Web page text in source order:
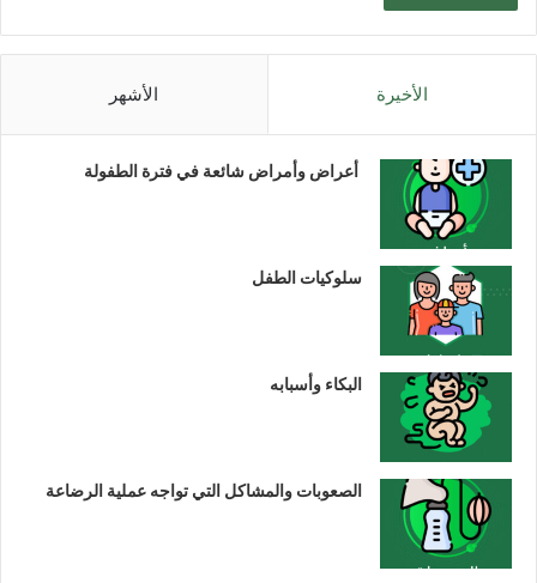
الأخيرة الأشهر
أعراض وأمراض شائعة في فترة الطفولة
سلوكيات الطفل
البكاء وأسبابه
الصعوبات والمشاكل التي تواجه عملية الرضاعة